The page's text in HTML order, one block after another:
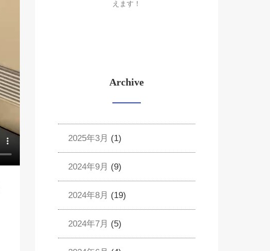
えます！
Archive
2025年3月 (1)
2024年9月 (9)
2024年8月 (19)
2024年7月 (5)